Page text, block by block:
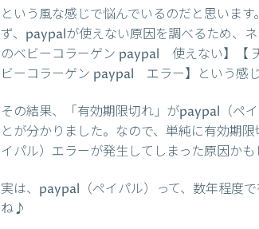
という風な感じで悩んでいるのだと思いま
ず、paypalが使えない原因を調べるため、
のベビーコラーゲン paypal 使えない】【
ビーコラーゲン paypal エラー】という感じ
その結果、「有効期限切れ」がpaypal（ペ
とが分かりました。なので、単純に有効期
イパル）エラーが発生してしまった原因かも
実は、paypal（ペイパル）って、数年程度
ね♪